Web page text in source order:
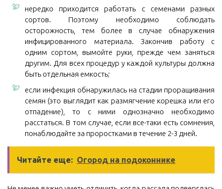
нередко приходится работать с семенами разных
сортов. Поэтому необходимо соблюдать
осторожность, тем более в случае обнаружения
инфицированного материала. Закончив работу с
одним сортом, вымойте руки, прежде чем заняться
другим. Для всех процедур у каждой культуры должна
быть отдельная емкость;
если инфекция обнаружилась на стадии проращивания
семян (это выглядит как размягчение корешка или его
отпадение), то с ними однозначно необходимо
расстаться. В том случае, если все-таки есть сомнения,
понаблюдайте за проростками в течение 2-3 дней.
Читайте еще: Огород на подоконнике